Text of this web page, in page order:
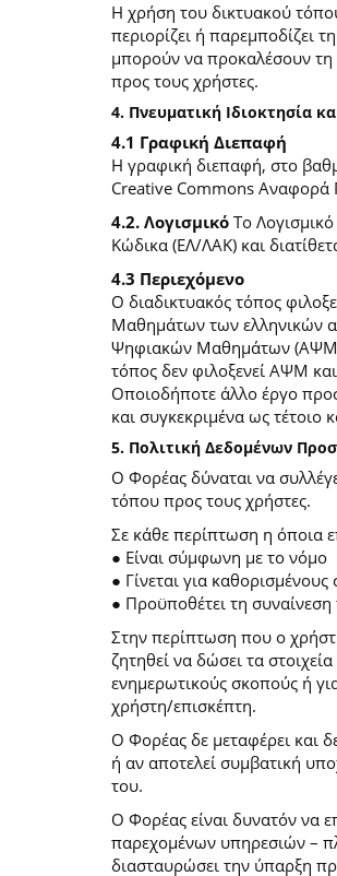
Η χρήση του δικτυακού
περιορίζει ή παρεμποδίζει
μπορούν να προκαλέσουν τη
προς τους χρήστες.
4. Πνευματική Ιδιοκτησία
4.1 Γραφική Διεπαφή
Η γραφική διεπαφή, στο
Creative Commons Αναφορά
4.2. ΛογισμικόΤο
Κώδικα (ΕΛ/ΛΑΚ) και
4.3 Περιεχόμενο
O διαδικτυακός τόπος
Μαθημάτων των ελληνικών
Ψηφιακών Μαθημάτων (ΑΨΜ)
τόπος δεν φιλοξενεί ΑΨΜ
Οποιοδήποτε άλλο έργο
και συγκεκριμένα ως τέτοιο
5. Πολιτική Δεδομένων
Ο Φορέας δύναται να
τόπου προς τους χρήστες.
Σε κάθε περίπτωση η όποια
● Είναι σύμφωνη με το νόμο
● Γίνεται για
● Προϋποθέτει τη
Στην περίπτωση που ο
ζητηθεί να δώσει τα
ενημερωτικούς σκοπούς ή
χρήστη/επισκέπτη.
Ο Φορέας δε μεταφέρει και
ή αν αποτελεί συμβατική
του.
Ο Φορέας είναι δυνατόν να
παρεχομένων υπηρεσιών –
διασταυρώσει την ύπαρξη